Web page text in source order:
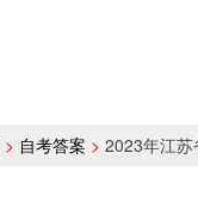
> 自考答案 > 2023年江